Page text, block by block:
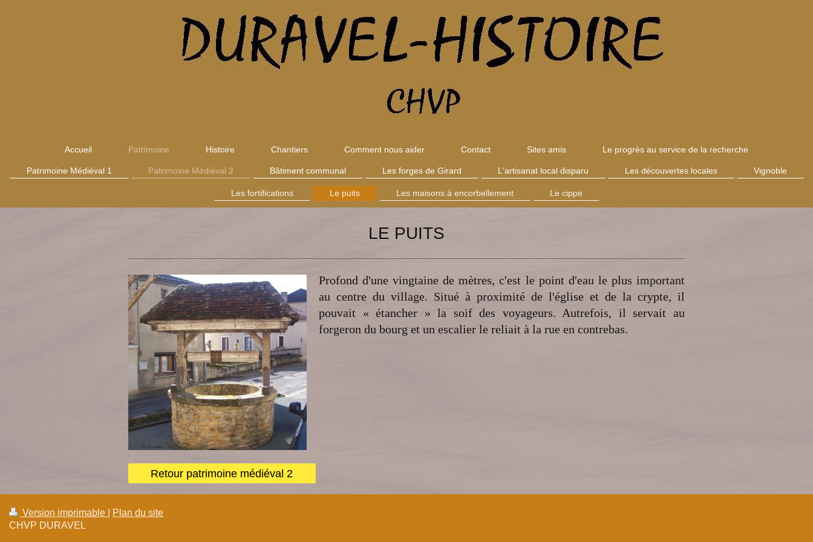
Accueil Patrimoine Histoire Chantiers Comment nous aider Contact Sites amis Le progrès au service de la recherche
Patrimoine Médiéval 1 Patrimoine Médiéval 2 Bâtiment communal Les forges de Girard L'artisanat local disparu Les découvertes locales Vignoble
Les fortifications Le puits Les maisons à encorbellement Le cippe
LE PUITS
Profond d'une vingtaine de mètres, c'est le point d'eau le plus important
au centre du village. Situé à proximité de l'église et de la crypte, il
pouvait « étancher » la soif des voyageurs. Autrefois, il servait au
forgeron du bourg et un escalier le reliait à la rue en contrebas.
Retour patrimoine médiéval 2
Version imprimable
Plan du site
CHVP DURAVEL